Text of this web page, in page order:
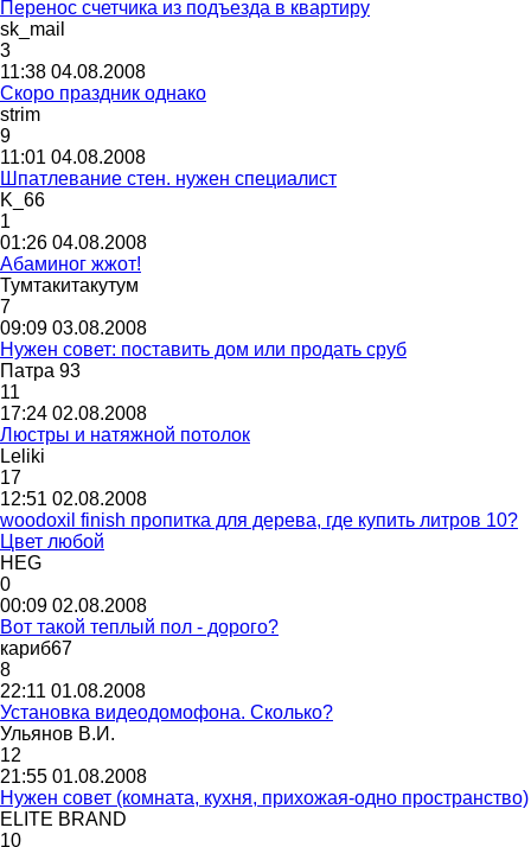
Перенос счетчика из подъезда в квартиру
sk_mail
3
11:38 04.08.2008
Скоро праздник однако
strim
9
11:01 04.08.2008
Шпатлевание стен. нужен специалист
K_66
1
01:26 04.08.2008
Абаминог жжот!
Тумтакитакутум
7
09:09 03.08.2008
Нужен совет: поставить дом или продать сруб
Патра 93
11
17:24 02.08.2008
Люстры и натяжной потолок
Leliki
17
12:51 02.08.2008
woodoxil finish пропитка для дерева, где купить литров 10?
Цвет любой
HEG
0
00:09 02.08.2008
Вот такой теплый пол - дорого?
кариб67
8
22:11 01.08.2008
Установка видеодомофона. Сколько?
Ульянов В.И .
12
21:55 01.08.2008
Нужен совет (комната, кухня, прихожая-одно пространство)
ELITE BRAND
10